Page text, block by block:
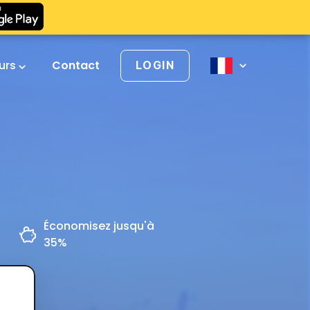
Contact LOGIN
Économisez jusqu'à
35%